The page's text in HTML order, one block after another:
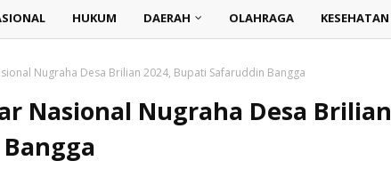
HUKUM DAERAH OLAHRAGA KESEHATAN
Nugraha Desa Brilian 2024, Bupati Safaruddin Bangga
Nasional Nugraha Desa Brilian